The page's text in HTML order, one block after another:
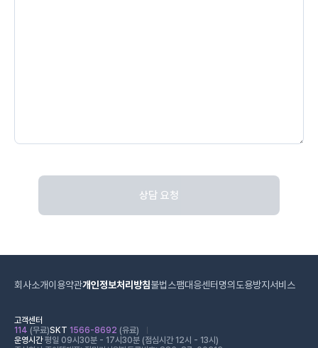
상담 요청
회사소개이용약관개인정보처리방침불법스팸대응센터 명의도용방지서비스
고객센터
114 (무료)SKT 1566-8692 (유료)
운영시간평일 09시30분 - 17시30분 (점심시간 12시 - 13시)